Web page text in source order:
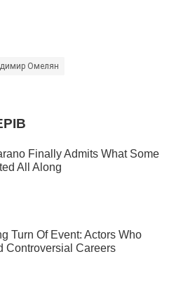
Омелян